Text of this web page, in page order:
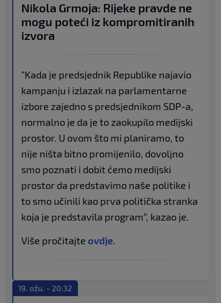
Nikola Grmoja: Rijeke pravde ne
mogu poteći iz kompromitiranih
izvora
“Kada je predsjednik Republike najavio
kampanju i izlazak na parlamentarne
izbore zajedno s predsjednikom SDP-a,
normalno je da je to zaokupilo medijski
prostor. U ovom što mi planiramo, to
nije ništa bitno promijenilo, dovoljno
smo poznati i dobit ćemo medijski
prostor da predstavimo naše politike i
to smo učinili kao prva politička stranka
koja je predstavila program”, kazao je.
Više pročitajte ovdje.
19. ožu. - 20:32